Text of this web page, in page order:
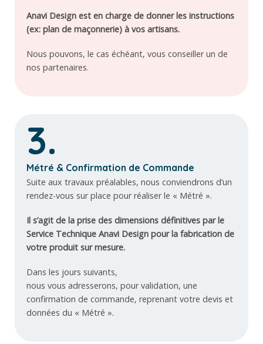
Anavi Design est en charge de donner les instructions
(ex: plan de maçonnerie) à vos artisans.
Nous pouvons, le cas échéant, vous conseiller un de
nos partenaires.
3.
Métré & Confirmation de Commande
Suite aux travaux préalables, nous conviendrons d’un
rendez-vous sur place pour réaliser le « Métré ».
Il s’agit de la prise des dimensions définitives par le
Service Technique Anavi Design pour la fabrication de
votre produit sur mesure.
Dans les jours suivants,
nous vous adresserons, pour validation, une
confirmation de commande, reprenant votre devis et
données du « Métré ».